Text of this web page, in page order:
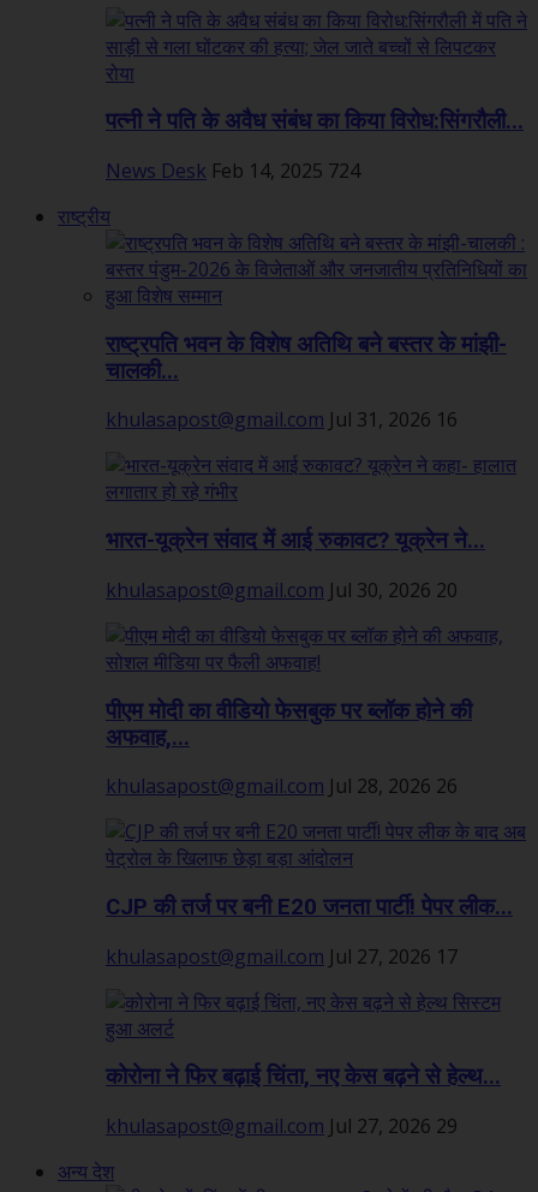
पत्नी ने पति के अवैध संबंध का किया विरोध:सिंगरौली...
News Desk Feb 14, 2025 724
राष्ट्रीय
राष्ट्रपति भवन के विशेष अतिथि बने बस्तर के मांझी-
चालकी...
khulasapost@gmail.com Jul 31, 2026 16
भारत-यूक्रेन संवाद में आई रुकावट? यूक्रेन ने...
khulasapost@gmail.com Jul 30, 2026 20
पीएम मोदी का वीडियो फेसबुक पर ब्लॉक होने की
अफवाह,...
khulasapost@gmail.com Jul 28, 2026 26
CJP की तर्ज पर बनी E20 जनता पार्टी! पेपर लीक...
khulasapost@gmail.com Jul 27, 2026 17
कोरोना ने फिर बढ़ाई चिंता, नए केस बढ़ने से हेल्थ...
khulasapost@gmail.com Jul 27, 2026 29
अन्य देश